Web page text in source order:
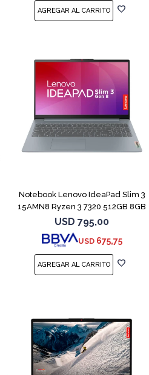
Notebook Lenovo IdeaPad Slim 3
15AMN8 Ryzen 3 7320 512GB 8GB
USD 795,00
USD 675,75